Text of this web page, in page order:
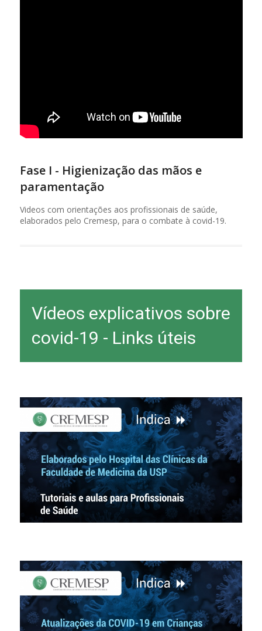
Fase I - Higienização das mãos e
paramentação
Videos com orientações aos profissionais de saúde,
elaborados pelo Cremesp, para o combate à covid-19.
Vídeos explicativos sobre
covid-19 - Links úteis